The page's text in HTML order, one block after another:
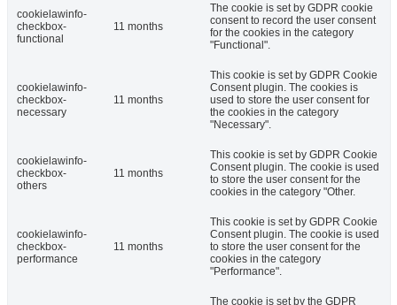
cookielawinfo-
checkbox-
functional
11 months
The cookie is set by GDPR cookie
consent to record the user consent
for the cookies in the category
"Functional".
cookielawinfo-
checkbox-
necessary
11 months
This cookie is set by GDPR Cookie
Consent plugin. The cookies is
used to store the user consent for
the cookies in the category
"Necessary".
cookielawinfo-
checkbox-
others
11 months
This cookie is set by GDPR Cookie
Consent plugin. The cookie is used
to store the user consent for the
cookies in the category "Other.
cookielawinfo-
checkbox-
performance
11 months
This cookie is set by GDPR Cookie
Consent plugin. The cookie is used
to store the user consent for the
cookies in the category
"Performance".
The cookie is set by the GDPR